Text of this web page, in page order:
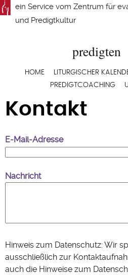
Direkt
zum
ein Service vom Zentrum für
und Predigtkultur
Hauptnavigation
HOME LITURGISCHER
PREDIGTCOACHING
Kontakt
E-Mail-Adresse
Nachricht
Hinweis zum Datenschutz: Wir
ausschließlich zur
auch die Hinweise zum